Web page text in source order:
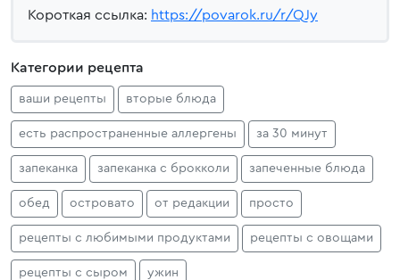
Короткая ссылка: https://povarok.ru/r/QJy
Категории рецепта
ваши рецепты вторые блюда
есть распространенные аллергены за 30 минут
запеканка запеканка с брокколи запеченные блюда
обед островато от редакции просто
рецепты с любимыми продуктами рецепты с овощами
рецепты с сыром ужин